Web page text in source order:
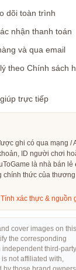
dõi toàn trình
nhận thanh toán
và qua email
theo Chính sách
trực tiếp
ghi có qua mạng /
ID người chơi
là nhà bán lẻ
chính thức của thương
Tính xác thực & nguồn
cover images on this
the corresponding
independent third-party
not affiliated with,